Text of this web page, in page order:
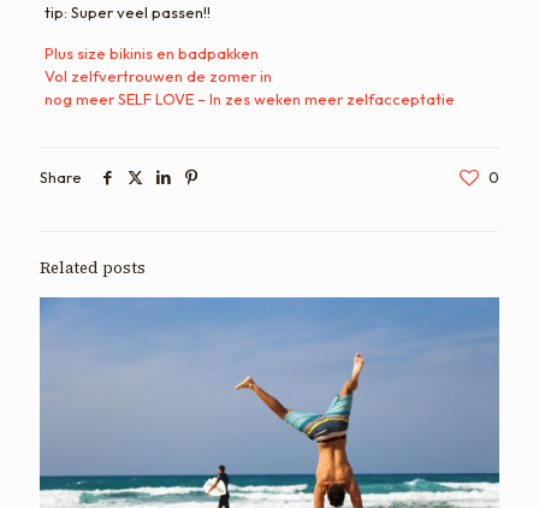
tip: Super veel passen!!
Plus size bikinis en badpakken
Vol zelfvertrouwen de zomer in
nog meer SELF LOVE – In zes weken meer zelfacceptatie
Share 0
Related posts